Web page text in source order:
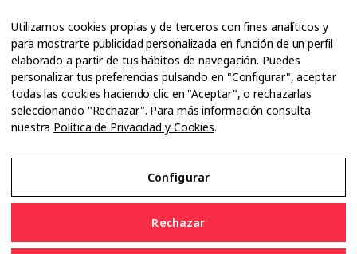
Ópticos
Cuadernos
Guías
Dossier
Anuarios
Ofertas de empleo
Utilizamos cookies propias y de terceros con fines analíticos y
para mostrarte publicidad personalizada en función de un perfil
elaborado a partir de tus hábitos de navegación. Puedes
personalizar tus preferencias pulsando en "Configurar", aceptar
todas las cookies haciendo clic en "Aceptar", o rechazarlas
seleccionando "Rechazar". Para más información consulta
nuestra Política de Privacidad y Cookies.
Configurar
Rechazar
Aviso Legal
Política de Privacidad y Cookies